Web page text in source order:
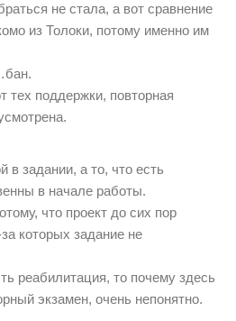
не стала, а вот сравнение
из Толоки, потому именно им
тех поддержки, повторная
задании, а то, что есть
в начале работы.
что проект до сих пор
которых задание не
реабилитация, то почему здесь
экзамен, очень непонятно.